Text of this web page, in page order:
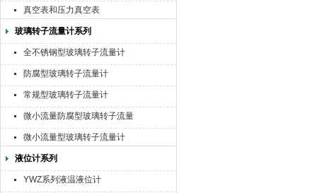
真空表和压力真空表
玻璃转子流量计系列
全不锈钢型玻璃转子流量计
防腐型玻璃转子流量计
常规型玻璃转子流量计
微小流量防腐型玻璃转子流量
计
微小流量型玻璃转子流量计
液位计系列
YWZ系列液温液位计